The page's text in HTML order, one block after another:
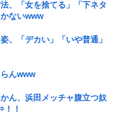
、「女を捨てる」「下ネタ
ないwww
、「デカい」「いや普通」
らんwww
ん、浜田メッチャ腹立つ奴
！！